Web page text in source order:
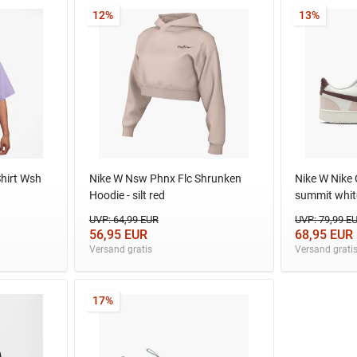
Wsh
Nike W Nsw Phnx Flc Shrunken
Hoodie - silt red
UVP: 64,99 EUR
56,95 EUR
Versand gratis
12%
Nike W
summit
UVP: 79,99
68,95 EUR
Versand gratis
13%
17%